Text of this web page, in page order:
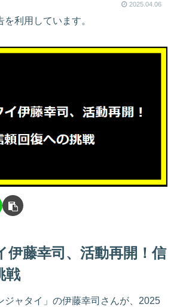
2025.04.06
利用しています。
伊藤幸司、活動再開！信
戦
ジャタイ」の伊藤幸司さんが、2025